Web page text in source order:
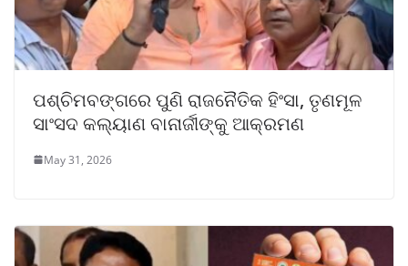
ପଶ୍ଚିମବଙ୍ଗରେ ପୁଣି ରାଜନୈତିକ ହିଂସା, ତୃଣମୂଳ
ସାଂସଦ କଲ୍ୟାଣ ବାନାର୍ଜୀଙ୍କୁ ଆକ୍ରମଣ
May 31, 2026